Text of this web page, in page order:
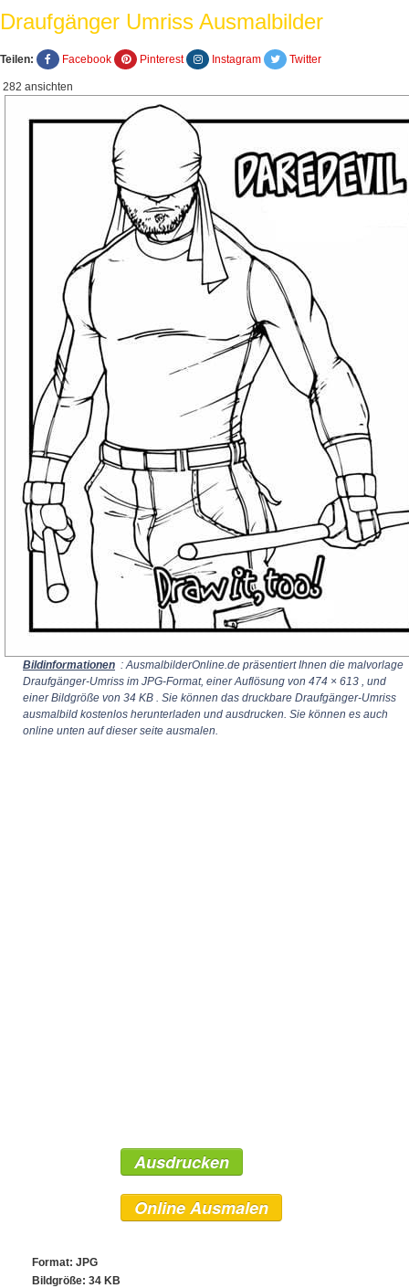
Draufgänger Umriss Ausmalbilder
Teilen: Facebook Pinterest Instagram Twitter
282 ansichten
Bildinformationen : AusmalbilderOnline.de präsentiert Ihnen die malvorlage
Draufgänger-Umriss im JPG-Format, einer Auflösung von 474 × 613 , und
einer Bildgröße von 34 KB . Sie können das druckbare Draufgänger-Umriss
ausmalbild kostenlos herunterladen und ausdrucken. Sie können es auch
online unten auf dieser seite ausmalen.
Ausdrucken
Online Ausmalen
Format: JPG
Bildgröße: 34 KB